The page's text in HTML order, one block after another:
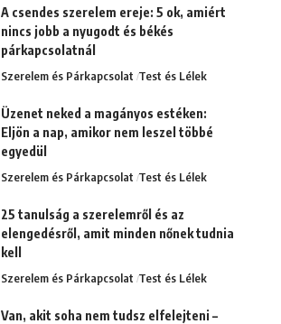
A csendes szerelem ereje: 5 ok, amiért
nincs jobb a nyugodt és békés
párkapcsolatnál
Szerelem és Párkapcsolat Test és Lélek
Üzenet neked a magányos estéken:
Eljön a nap, amikor nem leszel többé
egyedül
Szerelem és Párkapcsolat Test és Lélek
25 tanulság a szerelemről és az
elengedésről, amit minden nőnek tudnia
kell
Szerelem és Párkapcsolat Test és Lélek
Van, akit soha nem tudsz elfelejteni –